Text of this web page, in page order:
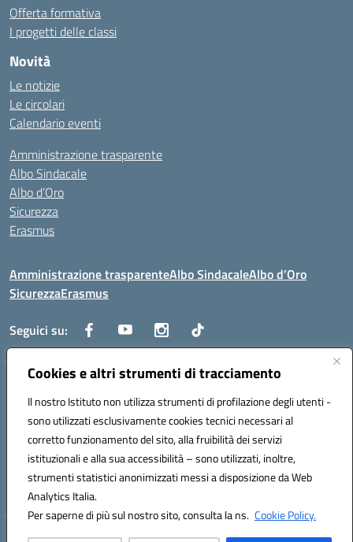
Cookies e altri strumenti di tracciamento
Il nostro Istituto non utilizza strumenti di profilazione degli utenti -
sono utilizzati esclusivamente cookies tecnici necessari al
corretto funzionamento del sito, alla fruibilità dei servizi
istituzionali e alla sua accessibilità – sono utilizzati, inoltre,
strumenti statistici anonimizzati messi a disposizione da Web
Analytics Italia.
Per saperne di più sul nostro sito, consulta la ns. Cookie Policy.
Offerta formativa
I progetti delle classi
Novità
Le notizie
Le circolari
Calendario eventi
Amministrazione trasparente
Albo Sindacale
Albo d’Oro
Sicurezza
Erasmus
Amministrazione trasparenteAlbo SindacaleAlbo d’Oro
SicurezzaErasmus
Seguici su:
Centralino:0885.426034 Email:FGTD02000P@istruzione.it
Posta elettronica certificata (PEC):fgtd02000p@pec.istruzione.it
Codice fiscale: 81002930717
Codice meccanografico:FGTD02000P
Codice unico di fatturazione (CUF): UFUN7Y